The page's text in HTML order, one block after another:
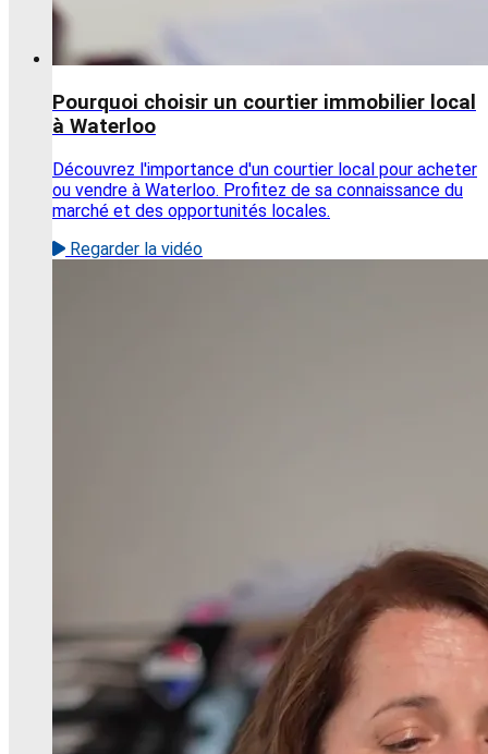
Pourquoi choisir un courtier immobilier local
à Waterloo
Découvrez l'importance d'un courtier local pour acheter
ou vendre à Waterloo. Profitez de sa connaissance du
marché et des opportunités locales.
Regarder la vidéo